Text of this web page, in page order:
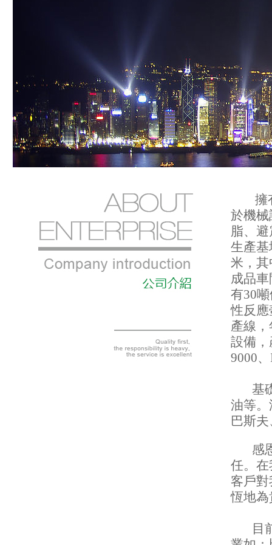
擁有
於機
脂、
生產
米，
成品
有30
性反應
產線
設備
9000
基礎
油等
巴斯
感恩
任。
客戶
恆地
目前